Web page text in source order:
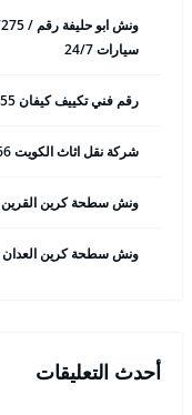
سيارات 24/7
رقم فني تكييف كيفان 98025055 فني تكييف مركزي 24 ساعة
شركة نقل اثاث الكويت 50993766 هاف لوري وانيت نقل عفش
ونش سطحة كرين القرين 65557275 ونش سحب وانقاذ سيارات
ونش سطحة كرين العدان 65557275 ونش سحب وانقاذ سيارات
أحدث التعليقات